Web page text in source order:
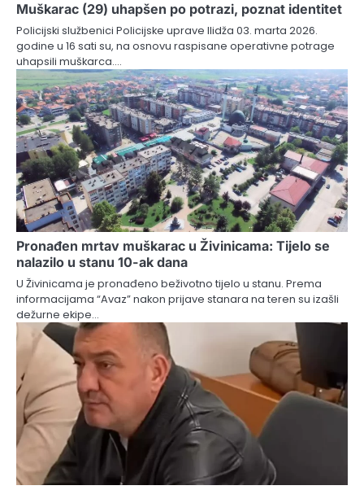
Muškarac (29) uhapšen po potrazi, poznat identitet
Policijski službenici Policijske uprave Ilidža 03. marta 2026.
godine u 16 sati su, na osnovu raspisane operativne potrage
uhapsili muškarca.…
Pronađen mrtav muškarac u Živinicama: Tijelo se
nalazilo u stanu 10-ak dana
U Živinicama je pronađeno beživotno tijelo u stanu. Prema
informacijama “Avaz” nakon prijave stanara na teren su izašli
dežurne ekipe…